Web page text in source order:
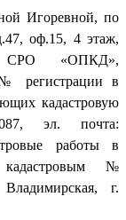
Игоревной, по
оф.15, 4 этаж,
СРО «ОПКД»,
№ регистрации в
кадастровую
эл. почта:
работы в
№
г.